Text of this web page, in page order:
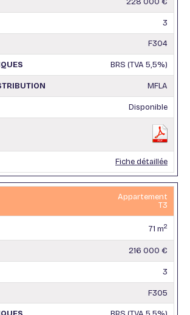
3
F304
BRS (TVA 5,5%)
MFLA
Disponible
Fiche détaillée
Appartement
T3
71 m2
216 000 €
3
F305